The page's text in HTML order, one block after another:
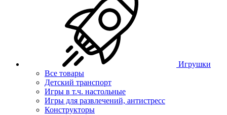
Игрушки
Все товары
Детский транспорт
Игры в т.ч. настольные
Игры для развлечений, антистресс
Конструкторы